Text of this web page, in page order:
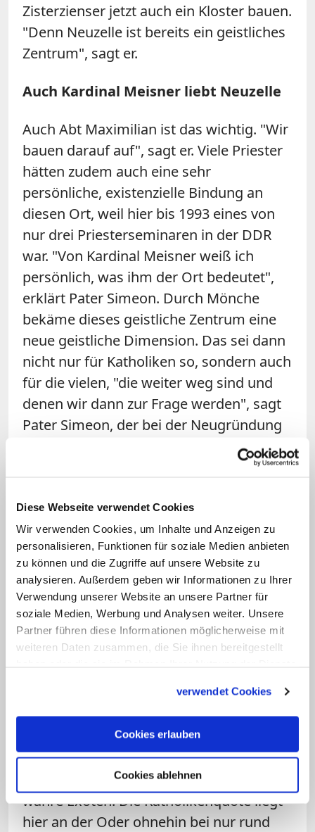
Diese Webseite verwendet Cookies
Wir verwenden Cookies, um Inhalte und Anzeigen zu
personalisieren, Funktionen für soziale Medien anbieten
zu können und die Zugriffe auf unsere Website zu
analysieren. Außerdem geben wir Informationen zu Ihrer
Verwendung unserer Website an unsere Partner für
soziale Medien, Werbung und Analysen weiter. Unsere
Partner führen diese Informationen möglicherweise mit
weiteren Daten zusammen, die Sie ihnen bereitgestellt
verwendet Cookies
Cookies erlauben
Cookies ablehnen
Zisterzienser jetzt auch ein Kloster bauen.
"Denn Neuzelle ist bereits ein geistliches
Zentrum", sagt er.
Auch Kardinal Meisner liebt Neuzelle
Auch Abt Maximilian ist das wichtig. "Wir
bauen darauf auf", sagt er. Viele Priester
hätten zudem auch eine sehr
persönliche, existenzielle Bindung an
diesen Ort, weil hier bis 1993 eines von
nur drei Priesterseminaren in der DDR
war. "Von Kardinal Meisner weiß ich
persönlich, was ihm der Ort bedeutet",
erklärt Pater Simeon. Durch Mönche
bekäme dieses geistliche Zentrum eine
neue geistliche Dimension. Das sei dann
nicht nur für Katholiken so, sondern auch
für die vielen, "die weiter weg sind und
denen wir dann zur Frage werden", sagt
Pater Simeon, der bei der Neugründung
Zisterziensern des neuen Konvents
im 13. und 14. Jahrhundert eine wichtige
Rolle bei der Besiedlung Ostdeutschlands
gespielt. Weite Teile Brandenburgs sind
von Zisterziensern kultiviert worden.
Fischzucht, Landwirtschaft,
Forstwirtschaft, Weinbau und Architektur
sind durch den Orden in Brandenburg
entscheidend geprägt worden.
Heimatland des Zisterzienserordens",
sagt Abt Maximilian mit Blick auf die
Heute sind Mönche in Brandenburg
wahre Exoten. Die Katholikenquote liegt
hier an der Oder ohnehin bei nur rund